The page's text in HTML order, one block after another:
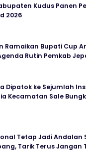
Kudus Panen
2026
Ramaikan Bupati Cup
Rutin Pemkab
Dipatok ke Sejumlah
Kecamatan Sale
Tetap Jadi Andalan
Tarik Terus Jangan